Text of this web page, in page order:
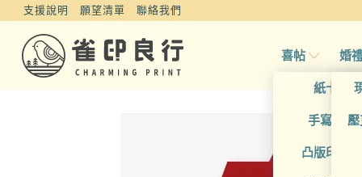
支援說明 願望清單 聯絡我們
喜帖
紙卡喜帖
手寫風喜
凸版印刷
婚